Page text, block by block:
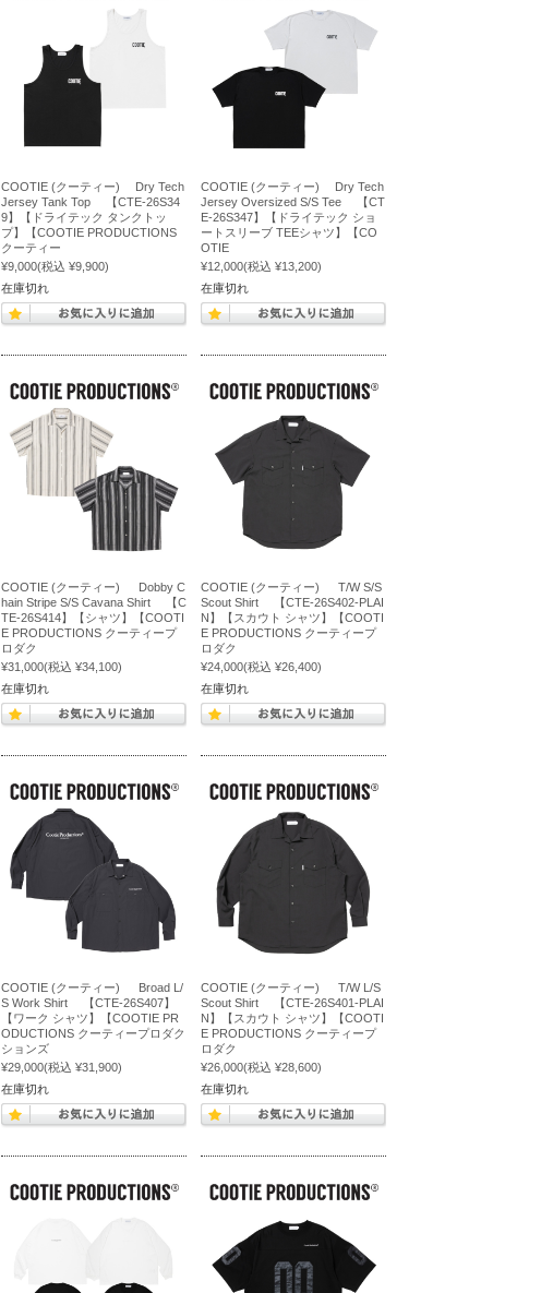
COOTIE (クーティー) Dry Tech
Jersey Tank Top 【CTE-26S34
9】【ドライテック タンクトッ
プ】【COOTIE PRODUCTIONS
クーティー
¥9,000(税込 ¥9,900)
在庫切れ
COOTIE (クーティー) Dry Tech
Jersey Oversized S/S Tee 【CT
E-26S347】【ドライテック ショ
ートスリーブ TEEシャツ】【CO
OTIE
¥12,000(税込 ¥13,200)
在庫切れ
COOTIE (クーティー) Dobby C
hain Stripe S/S Cavana Shirt 【C
TE-26S414】【シャツ】【COOTI
E PRODUCTIONS クーティープ
ロダク
¥31,000(税込 ¥34,100)
在庫切れ
COOTIE (クーティー) T/W S/S
Scout Shirt 【CTE-26S402-PLAI
N】【スカウト シャツ】【COOTI
E PRODUCTIONS クーティープ
ロダク
¥24,000(税込 ¥26,400)
在庫切れ
COOTIE (クーティー) Broad L/
S Work Shirt 【CTE-26S407】
【ワーク シャツ】【COOTIE PR
ODUCTIONS クーティープロダク
ションズ
¥29,000(税込 ¥31,900)
在庫切れ
COOTIE (クーティー) T/W L/S
Scout Shirt 【CTE-26S401-PLAI
N】【スカウト シャツ】【COOTI
E PRODUCTIONS クーティープ
ロダク
¥26,000(税込 ¥28,600)
在庫切れ